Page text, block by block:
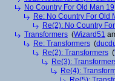
No Country For Old Man
Re: No Country For Old
Re(2): No Country
Transformers (Wizard51
Re: Transformers (
Re(2): Transformers (
Re(3):
Re(4):